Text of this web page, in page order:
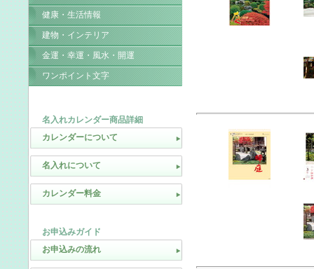
健康・生活情報
建物・インテリア
金運・幸運・風水・開運
ワンポイント文字
名入れカレンダー商品詳細
カレンダーについて
名入れについて
カレンダー料金
お申込みガイド
お申込みの流れ